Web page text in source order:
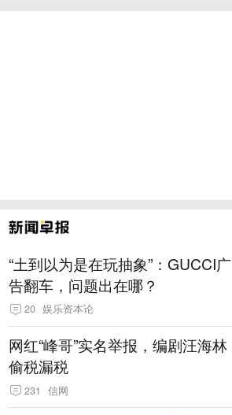
“土到以为是在玩抽象”：GUCCI广
告翻车，问题出在哪？
20 娱乐资本论
网红“峰哥”实名举报，编剧汪海林
偷税漏税
231 信网